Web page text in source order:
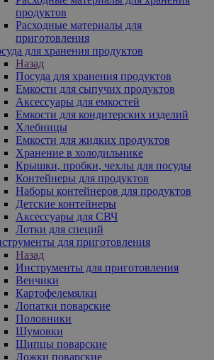
продуктов
Расходные материалы для
приготовления
для хранения продуктов
Назад
Посуда для хранения продуктов
Емкости для сыпучих продуктов
Аксессуары для емкостей
Емкости для кондитерских изделий
Хлебницы
Емкости для жидких продуктов
Хранение в холодильнике
Крышки, пробки, чехлы для посуды
Контейнеры для продуктов
Наборы контейнеров для продуктов
Детские контейнеры
Аксессуары для СВЧ
Лотки для специй
для приготовления
Назад
Инструменты для приготовления
Венчики
Картофелемялки
Лопатки поварские
Половники
Шумовки
Щипцы поварские
Ложки поварские